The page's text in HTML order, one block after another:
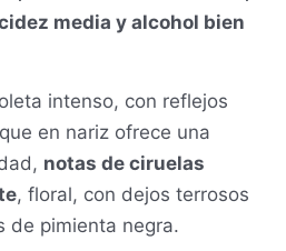
media y alcohol bien
intenso, con reflejos
en nariz ofrece una
notas de ciruelas
, floral, con dejos terrosos
de pimienta negra.